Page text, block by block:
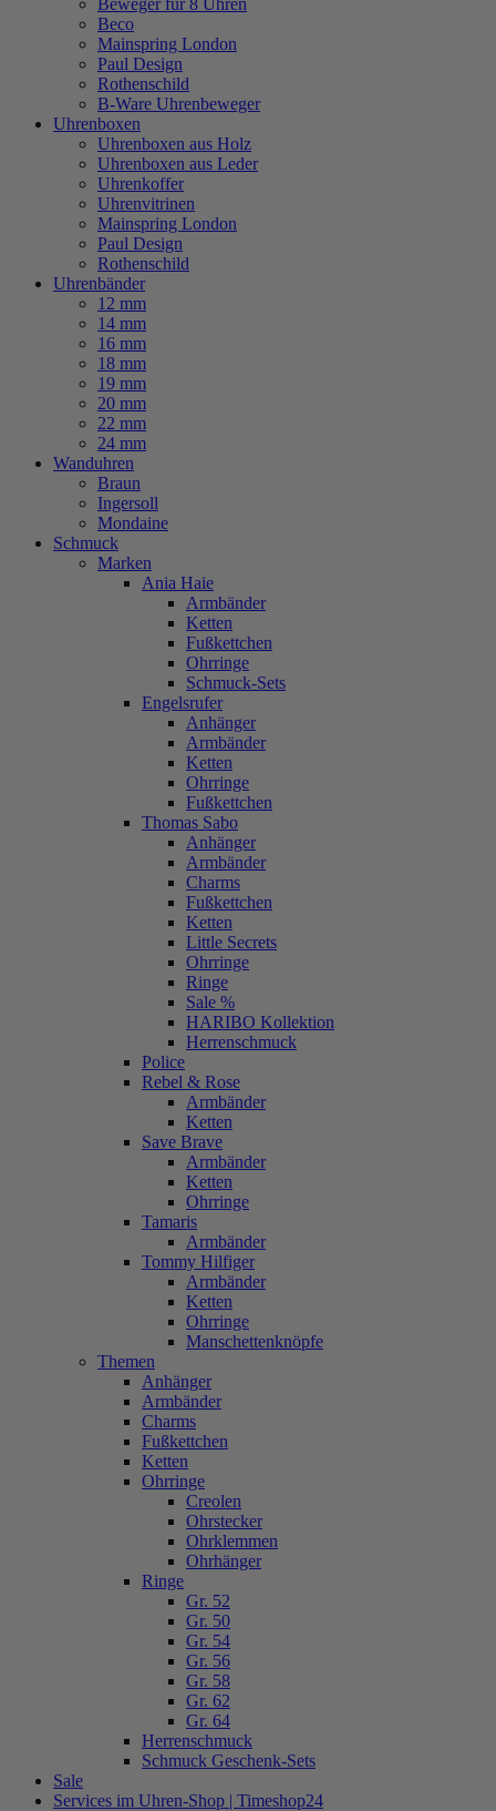
Beweger für 8 Uhren
Beco
Mainspring London
Paul Design
Rothenschild
B-Ware Uhrenbeweger
Uhrenboxen
Uhrenboxen aus Holz
Uhrenboxen aus Leder
Uhrenkoffer
Uhrenvitrinen
Mainspring London
Paul Design
Rothenschild
Uhrenbänder
12 mm
14 mm
16 mm
18 mm
19 mm
20 mm
22 mm
24 mm
Wanduhren
Braun
Ingersoll
Mondaine
Schmuck
Marken
Ania Haie
Armbänder
Ketten
Fußkettchen
Ohrringe
Schmuck-Sets
Engelsrufer
Anhänger
Armbänder
Ketten
Ohrringe
Fußkettchen
Thomas Sabo
Anhänger
Armbänder
Charms
Fußkettchen
Ketten
Little Secrets
Ohrringe
Ringe
Sale %
HARIBO Kollektion
Herrenschmuck
Police
Rebel & Rose
Armbänder
Ketten
Save Brave
Armbänder
Ketten
Ohrringe
Tamaris
Armbänder
Tommy Hilfiger
Armbänder
Ketten
Ohrringe
Manschettenknöpfe
Themen
Anhänger
Armbänder
Charms
Fußkettchen
Ketten
Ohrringe
Creolen
Ohrstecker
Ohrklemmen
Ohrhänger
Ringe
Gr. 52
Gr. 50
Gr. 54
Gr. 56
Gr. 58
Gr. 62
Gr. 64
Herrenschmuck
Schmuck Geschenk-Sets
Sale
Services im Uhren-Shop | Timeshop24